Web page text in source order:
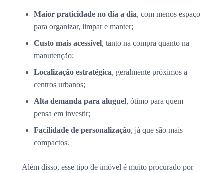
Maior praticidade no dia a dia, com menos espaço
para organizar, limpar e manter;
Custo mais acessível, tanto na compra quanto na
manutenção;
Localização estratégica, geralmente próximos a
centros urbanos;
Alta demanda para aluguel, ótimo para quem
pensa em investir;
Facilidade de personalização, já que são mais
compactos.
Além disso, esse tipo de imóvel é muito procurado por